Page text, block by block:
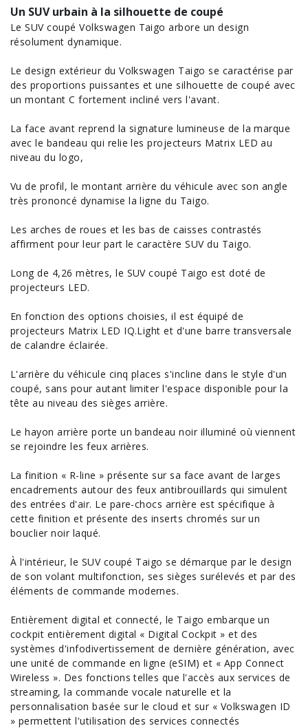
Un SUV urbain à la silhouette de coupé
Le SUV coupé Volkswagen Taigo arbore un design
résolument dynamique.
Le design extérieur du Volkswagen Taigo se caractérise par
des proportions puissantes et une silhouette de coupé avec
un montant C fortement incliné vers l'avant.
La face avant reprend la signature lumineuse de la marque
avec le bandeau qui relie les projecteurs Matrix LED au
niveau du logo,
Vu de profil, le montant arrière du véhicule avec son angle
très prononcé dynamise la ligne du Taigo.
Les arches de roues et les bas de caisses contrastés
affirment pour leur part le caractère SUV du Taigo.
Long de 4,26 mètres, le SUV coupé Taigo est doté de
projecteurs LED.
En fonction des options choisies, il est équipé de
projecteurs Matrix LED IQ.Light et d'une barre transversale
de calandre éclairée.
L'arrière du véhicule cinq places s'incline dans le style d'un
coupé, sans pour autant limiter l'espace disponible pour la
tête au niveau des sièges arrière.
Le hayon arrière porte un bandeau noir illuminé où viennent
se rejoindre les feux arrières.
La finition « R-line » présente sur sa face avant de larges
encadrements autour des feux antibrouillards qui simulent
des entrées d'air. Le pare-chocs arrière est spécifique à
cette finition et présente des inserts chromés sur un
bouclier noir laqué.
À l'intérieur, le SUV coupé Taigo se démarque par le design
de son volant multifonction, ses sièges surélevés et par des
éléments de commande modernes.
Entièrement digital et connecté, le Taigo embarque un
cockpit entièrement digital « Digital Cockpit » et des
systèmes d'infodivertissement de dernière génération, avec
une unité de commande en ligne (eSIM) et « App Connect
Wireless ». Des fonctions telles que l'accès aux services de
streaming, la commande vocale naturelle et la
personnalisation basée sur le cloud et sur « Volkswagen ID
» permettent l'utilisation des services connectés